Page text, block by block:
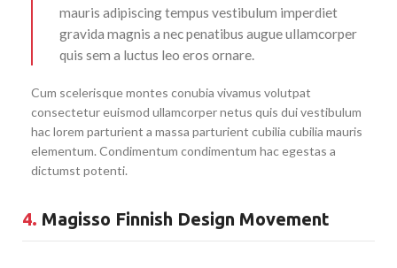
mauris adipiscing tempus vestibulum imperdiet
gravida magnis a nec penatibus augue ullamcorper
quis sem a luctus leo eros ornare.
Cum scelerisque montes conubia vivamus volutpat
consectetur euismod ullamcorper netus quis dui vestibulum
hac lorem parturient a massa parturient cubilia cubilia mauris
elementum. Condimentum condimentum hac egestas a
dictumst potenti.
4. Magisso Finnish Design Movement